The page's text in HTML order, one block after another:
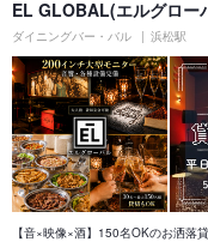
EL GLOBAL(エルグロー
ダイニングバー・バル 浜松駅
【音×映像×酒】150名OKのお洒落